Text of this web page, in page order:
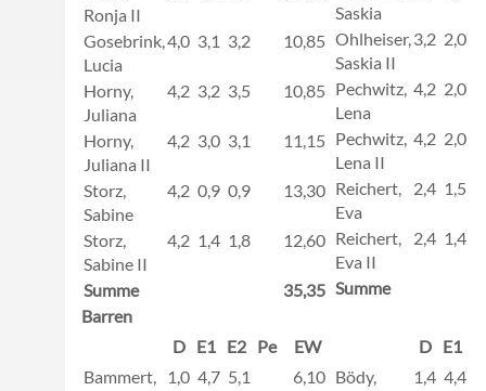
Ronja II
Gosebrink,
Lucia
4,0 3,1 3,2 10,85
Horny,
Juliana
4,2 3,2 3,5 10,85
Horny,
Juliana II
4,2 3,0 3,1 11,15
Storz,
Sabine
4,2 0,9 0,9 13,30
Storz,
Sabine II
4,2 1,4 1,8 12,60
Summe 35,35
Saskia
Ohlheiser,
Saskia II
3,2 2,0
Pechwitz,
Lena
4,2 2,0
Pechwitz,
Lena II
4,2 2,0
Reichert,
Eva
2,4 1,5
Reichert,
Eva II
2,4 1,4
Summe
Barren
D E1 E2 Pe
EW
Bammert,
1,0 4,7 5,1 6,10
D E1
Bödy,
1,4 4,4